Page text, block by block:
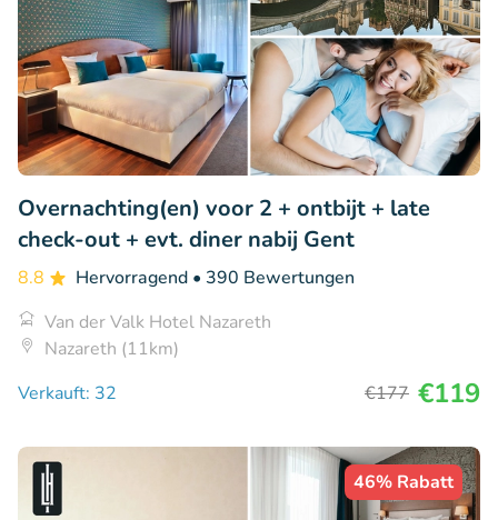
Overnachting(en) voor 2 + ontbijt + late
check-out + evt. diner nabij Gent
8.8 Hervorragend • 390 Bewertungen
Van der Valk Hotel Nazareth
Nazareth (11km)
Verkauft: 32
€177 €119
46% Rabatt